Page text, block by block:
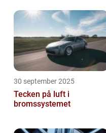
30 september 2025
Tecken på luft i
bromssystemet